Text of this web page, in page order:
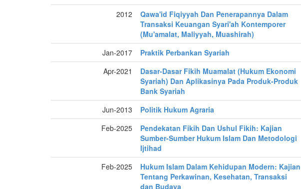
2012
Qawa'id Fiqiyyah Dan Penerapannya Dalam
Transaksi Keuangan Syari'ah Kontemporer
(Mu'amalat, Maliyyah, Muashirah)
Jan-2017 Praktik Perbankan Syariah
Apr-2021
Dasar-Dasar Fikih Muamalat (Hukum Ekonomi
Syariah) Dan Aplikasinya Pada Produk-Produk
Bank Syariah
Jun-2013 Politik Hukum Agraria
Feb-2025
Pendekatan Fikih Dan Ushul Fikih: Kajian
Sumber-Sumber Hukum Islam Dan Metodologi
Ijtihad
Feb-2025
Hukum Islam Dalam Kehidupan Modern: Kajian
Tentang Perkawinan, Kesehatan, Transaksi
dan Budaya